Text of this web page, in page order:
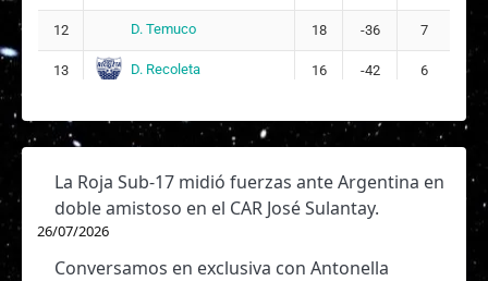
12 D. Temuco 18 -36 7
13 D. Recoleta 16 -42 6
La Roja Sub-17 midió fuerzas ante Argentina en
doble amistoso en el CAR José Sulantay.
26/07/2026
Conversamos en exclusiva con Antonella